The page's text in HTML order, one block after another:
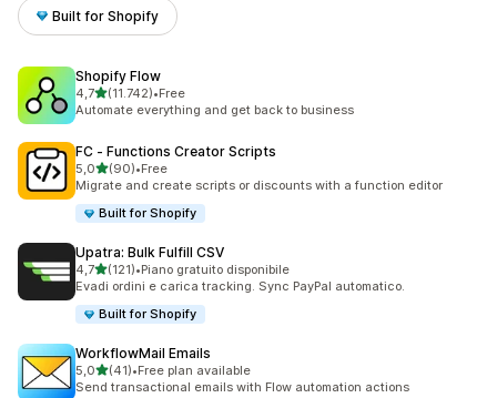
Built for Shopify
Shopify Flow
4,7stelle su 5
(11.742)
11742 recensioni totali
•Free
Automate everything and get back to business
FC ‑ Functions Creator Scripts
5,0stelle su 5
(90)
90 recensioni totali
•Free
Migrate and create scripts or discounts with a function editor
Built for Shopify
Upatra: Bulk Fulfill CSV
4,7stelle su 5
(121)
121 recensioni totali
•Piano gratuito disponibile
Evadi ordini e carica tracking. Sync PayPal automatico.
Built for Shopify
WorkflowMail Emails
5,0stelle su 5
(41)
41 recensioni totali
•Free plan available
Send transactional emails with Flow automation actions